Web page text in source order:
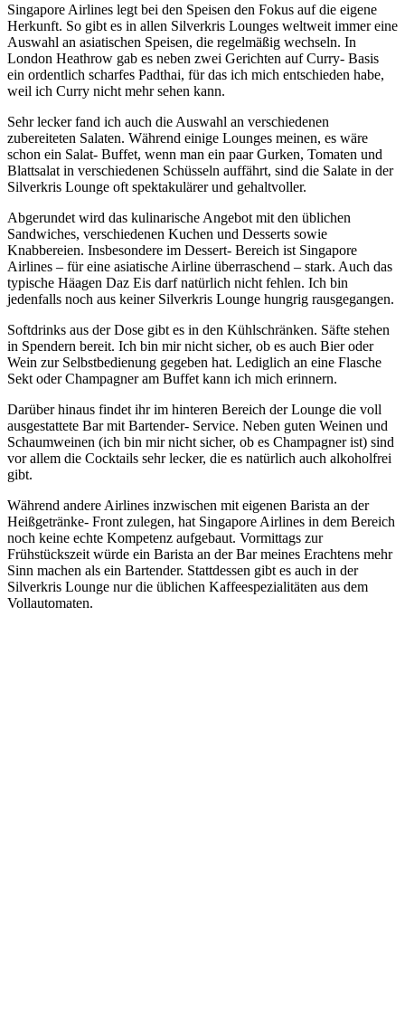
Singapore Airlines legt bei den Speisen den Fokus auf die eigene
Herkunft. So gibt es in allen Silverkris Lounges weltweit immer eine
Auswahl an asiatischen Speisen, die regelmäßig wechseln. In
London Heathrow gab es neben zwei Gerichten auf Curry- Basis
ein ordentlich scharfes Padthai, für das ich mich entschieden habe,
weil ich Curry nicht mehr sehen kann.
Sehr lecker fand ich auch die Auswahl an verschiedenen
zubereiteten Salaten. Während einige Lounges meinen, es wäre
schon ein Salat- Buffet, wenn man ein paar Gurken, Tomaten und
Blattsalat in verschiedenen Schüsseln auffährt, sind die Salate in der
Silverkris Lounge oft spektakulärer und gehaltvoller.
Abgerundet wird das kulinarische Angebot mit den üblichen
Sandwiches, verschiedenen Kuchen und Desserts sowie
Knabbereien. Insbesondere im Dessert- Bereich ist Singapore
Airlines – für eine asiatische Airline überraschend – stark. Auch das
typische Häagen Daz Eis darf natürlich nicht fehlen. Ich bin
jedenfalls noch aus keiner Silverkris Lounge hungrig rausgegangen.
Softdrinks aus der Dose gibt es in den Kühlschränken. Säfte stehen
in Spendern bereit. Ich bin mir nicht sicher, ob es auch Bier oder
Wein zur Selbstbedienung gegeben hat. Lediglich an eine Flasche
Sekt oder Champagner am Buffet kann ich mich erinnern.
Darüber hinaus findet ihr im hinteren Bereich der Lounge die voll
ausgestattete Bar mit Bartender- Service. Neben guten Weinen und
Schaumweinen (ich bin mir nicht sicher, ob es Champagner ist) sind
vor allem die Cocktails sehr lecker, die es natürlich auch alkoholfrei
gibt.
Während andere Airlines inzwischen mit eigenen Barista an der
Heißgetränke- Front zulegen, hat Singapore Airlines in dem Bereich
noch keine echte Kompetenz aufgebaut. Vormittags zur
Frühstückszeit würde ein Barista an der Bar meines Erachtens mehr
Sinn machen als ein Bartender. Stattdessen gibt es auch in der
Silverkris Lounge nur die üblichen Kaffeespezialitäten aus dem
Vollautomaten.